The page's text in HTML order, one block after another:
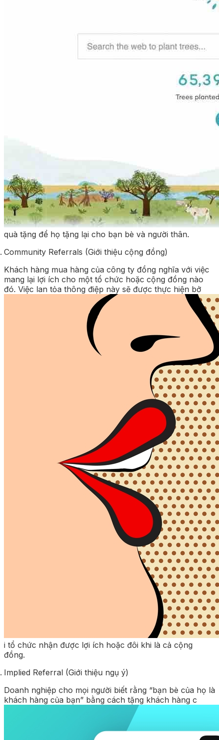
quà tặng để họ tặng lại cho bạn bè và người thân.
Community Referrals (Giới thiệu cộng đồng)
Khách hàng mua hàng của công ty đồng nghĩa với việc
mang lại lợi ích cho một tổ chức hoặc cộng đồng nào
đó. Việc lan tỏa thông điệp này sẽ được thực hiện bở
i tổ chức nhận được lợi ích hoặc đôi khi là cả cộng
đồng.
Implied Referral (Giới thiệu ngụ ý)
Doanh nghiệp cho mọi người biết rằng “bạn bè của họ là
khách hàng của bạn” bằng cách tặng khách hàng c